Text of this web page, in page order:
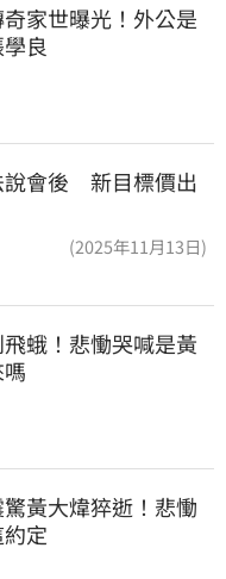
家世曝光！外公是
良
說會後 新目標價出
(2025年11月13日)
蛾！悲慟哭喊是黃
黃大煒猝逝！悲慟
定